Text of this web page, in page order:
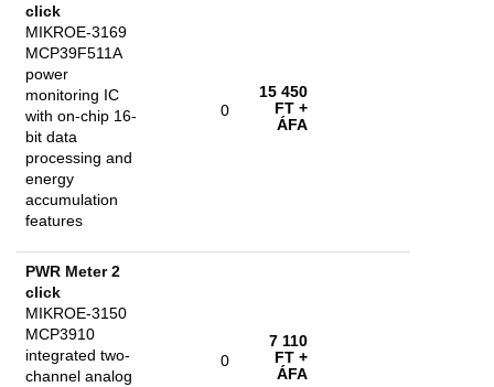
click
MIKROE-3169
MCP39F511A
power
monitoring IC
with on-chip 16-
bit data
processing and
energy
accumulation
features
0
15 450
FT +
ÁFA
PWR Meter 2
click
MIKROE-3150
MCP3910
integrated two-
channel analog
0
7 110
FT +
ÁFA